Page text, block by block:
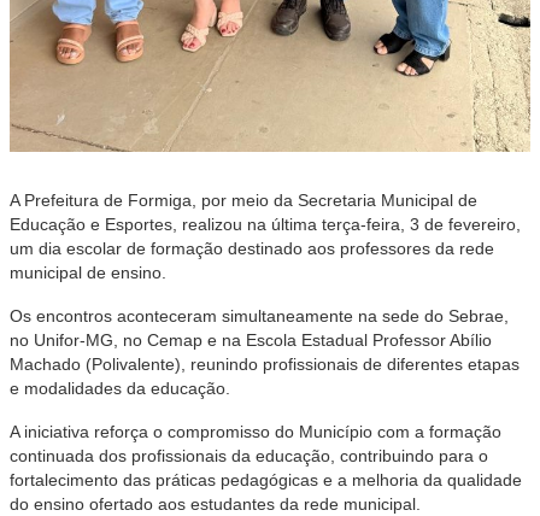
A Prefeitura de Formiga, por meio da Secretaria Municipal de
Educação e Esportes, realizou na última terça-feira, 3 de fevereiro,
um dia escolar de formação destinado aos professores da rede
municipal de ensino.
Os encontros aconteceram simultaneamente na sede do Sebrae,
no Unifor-MG, no Cemap e na Escola Estadual Professor Abílio
Machado (Polivalente), reunindo profissionais de diferentes etapas
e modalidades da educação.
A iniciativa reforça o compromisso do Município com a formação
continuada dos profissionais da educação, contribuindo para o
fortalecimento das práticas pedagógicas e a melhoria da qualidade
do ensino ofertado aos estudantes da rede municipal.